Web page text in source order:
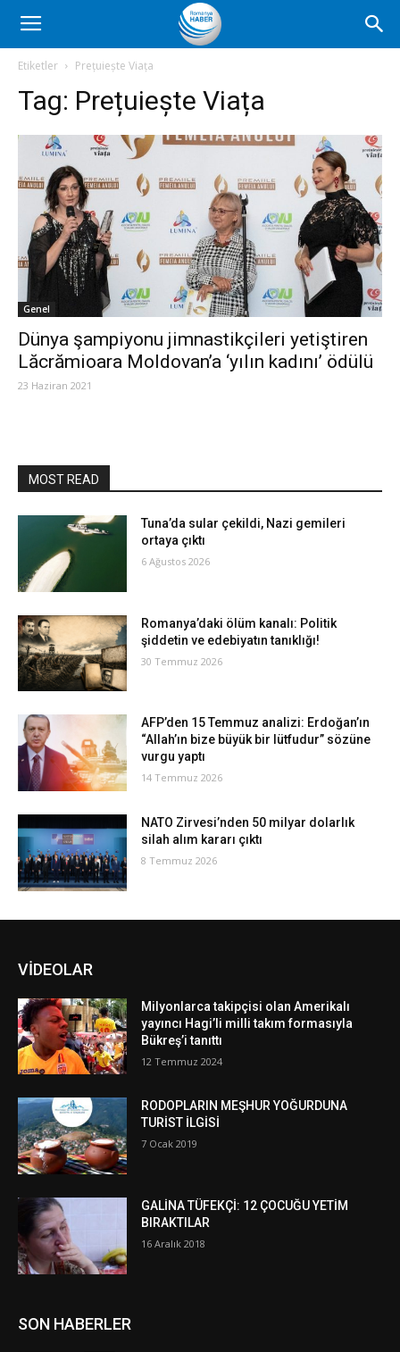
Romanya
Haber
Etiketler Prețuiește Viața
Tag: Prețuiește Viața
Genel
Dünya şampiyonu jimnastikçileri yetiştiren
Lăcrămioara Moldovan’a ‘yılın kadını’ ödülü
23 Haziran 2021
MOST READ
Tuna’da sular çekildi, Nazi gemileri
ortaya çıktı
6 Ağustos 2026
Romanya’daki ölüm kanalı: Politik
şiddetin ve edebiyatın tanıklığı!
30 Temmuz 2026
AFP’den 15 Temmuz analizi: Erdoğan’ın
“Allah’ın bize büyük bir lütfudur” sözüne
vurgu yaptı
14 Temmuz 2026
NATO Zirvesi’nden 50 milyar dolarlık
silah alım kararı çıktı
8 Temmuz 2026
VİDEOLAR
Milyonlarca takipçisi olan Amerikalı
yayıncı Hagi’li milli takım formasıyla
Bükreş’i tanıttı
12 Temmuz 2024
RODOPLARIN MEŞHUR YOĞURDUNA
TURİST İLGİSİ
7 Ocak 2019
GALİNA TÜFEKÇİ: 12 ÇOCUĞU YETİM
BIRAKTILAR
16 Aralık 2018
SON HABERLER